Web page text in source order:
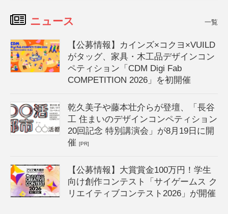
ニュース 一覧
【公募情報】カインズ×コクヨ×VUILD
がタッグ、家具・木工品デザインコン
ペティション「CDM Digi Fab
COMPETITION 2026」を初開催
乾久美子や藤本壮介らが登壇、「長谷
工 住まいのデザインコンペティション
20回記念 特別講演会」が8月19日に開
催[PR]
【公募情報】大賞賞金100万円！学生
向け創作コンテスト「サイゲームス ク
リエイティブコンテスト2026」が開催